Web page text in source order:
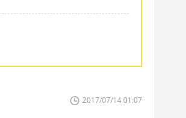
2017/07/14 01:07